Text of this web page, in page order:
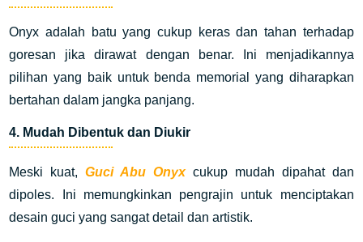
Onyx adalah batu yang cukup keras dan tahan terhadap
goresan jika dirawat dengan benar. Ini menjadikannya
pilihan yang baik untuk benda memorial yang diharapkan
bertahan dalam jangka panjang.
4. Mudah Dibentuk dan Diukir
Meski kuat,Guci Abu Onyxcukup mudah dipahat dan
dipoles. Ini memungkinkan pengrajin untuk menciptakan
desain guci yang sangat detail dan artistik.